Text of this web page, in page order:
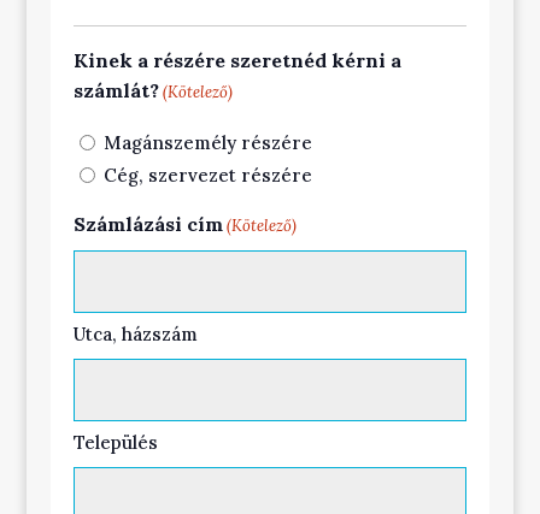
Kinek a részére szeretnéd kérni a
számlát? (Kötelező)
Magánszemély részére
Cég, szervezet részére
Számlázási cím (Kötelező)
Utca, házszám
Település